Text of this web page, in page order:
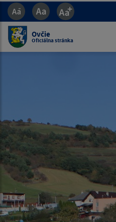
Ovčie
Oficiálna stránka